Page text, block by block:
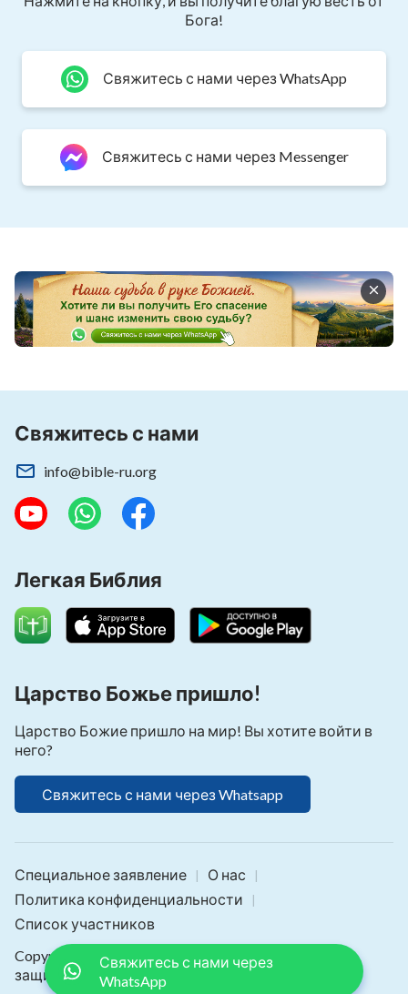
Бога!
Свяжитесь с нами через WhatsApp
Свяжитесь с нами через Messenger
Свяжитесь с нами
info@bible-ru.org
Легкая Библия
Царство Божье пришло!
Царство Божие пришло на мир! Вы хотите войти в
него?
Свяжитесь с нами через Whatsapp
Специальное заявление | О нас |
Политика конфиденциальности |
Список участников
Copyright © 2026Библия Онлайн . Все права
защищены.
Свяжитесь с нами через
WhatsApp